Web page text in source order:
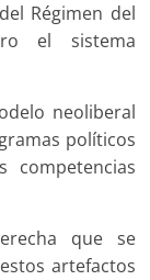
Régimen del
el sistema
neoliberal
políticos
que se
artefactos